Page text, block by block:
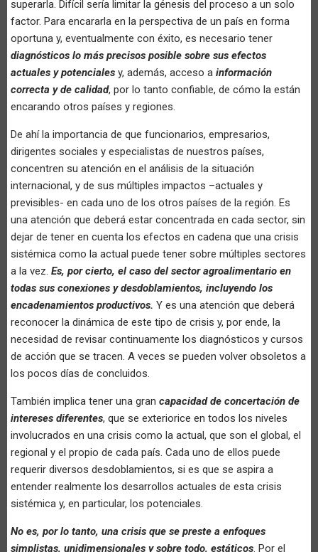
superarla. Difícil sería limitar la génesis del proceso a un solo
factor. Para encararla en la perspectiva de un país en forma
oportuna y, eventualmente con éxito, es necesario tener
diagnósticos lo más precisos posible sobre sus efectos
actuales y potenciales y, además, acceso a información
correcta y de calidad, por lo tanto confiable, de cómo la están
encarando otros países y regiones.
De ahí la importancia de que funcionarios, empresarios,
dirigentes sociales y especialistas de nuestros países,
concentren su atención en el análisis de la situación
internacional, y de sus múltiples impactos –actuales y
previsibles- en cada uno de los otros países de la región. Es
una atención que deberá estar concentrada en cada sector, sin
dejar de tener en cuenta los efectos en cadena que una crisis
sistémica como la actual puede tener sobre múltiples sectores
a la vez. Es, por cierto, el caso del sector agroalimentario en
todas sus conexiones y desdoblamientos, incluyendo los
encadenamientos productivos. Y es una atención que deberá
reconocer la dinámica de este tipo de crisis y, por ende, la
necesidad de revisar continuamente los diagnósticos y cursos
de acción que se tracen. A veces se pueden volver obsoletos a
los pocos días de concluidos.
También implica tener una gran capacidad de concertación de
intereses diferentes, que se exteriorice en todos los niveles
involucrados en una crisis como la actual, que son el global, el
regional y el propio de cada país. Cada uno de ellos puede
requerir diversos desdoblamientos, si es que se aspira a
entender realmente los desarrollos actuales de esta crisis
sistémica y, en particular, los potenciales.
No es, por lo tanto, una crisis que se preste a enfoques
simplistas, unidimensionales y sobre todo, estáticos. Por el